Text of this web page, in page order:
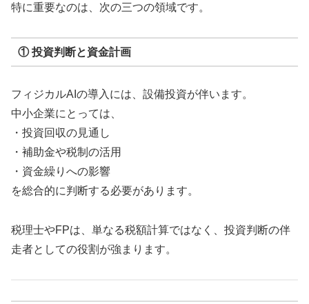
特に重要なのは、次の三つの領域です。
① 投資判断と資金計画
フィジカルAIの導入には、設備投資が伴います。
中小企業にとっては、
・投資回収の見通し
・補助金や税制の活用
・資金繰りへの影響
を総合的に判断する必要があります。
税理士やFPは、単なる税額計算ではなく、投資判断の伴
走者としての役割が強まります。